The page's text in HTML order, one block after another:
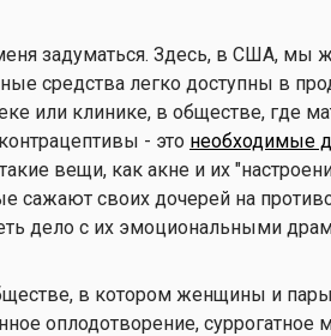
задуматься. Здесь, в США, мы
средства легко доступны в
или клинике, в обществе, где
- это необходимые
вещи, как акне и их
сажают своих дочерей на
дело с их эмоциональными
в котором женщины и пары
оплодотворение, суррогатное